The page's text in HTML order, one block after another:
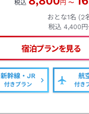
税込 円 〜
おとな1名 (2
税込 4,400円
宿泊プランを見る
新幹線・JR
付きプラン
航
付き